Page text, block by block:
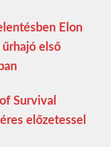
Elon
első
Survival
előzetessel